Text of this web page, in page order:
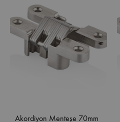
Akordiyon Menteşe 70mm